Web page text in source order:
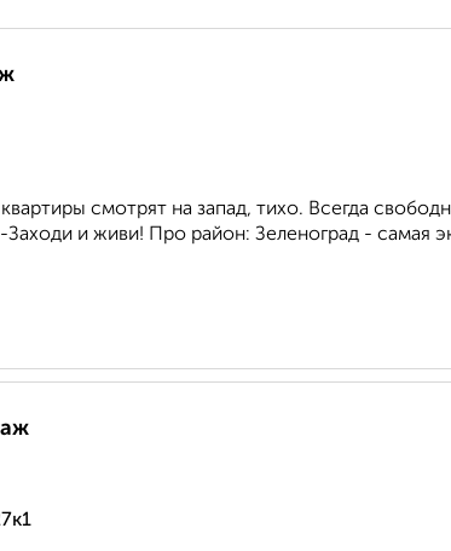
смотрят на запад, тихо. Всегда
и живи! Про район: Зеленоград - самая